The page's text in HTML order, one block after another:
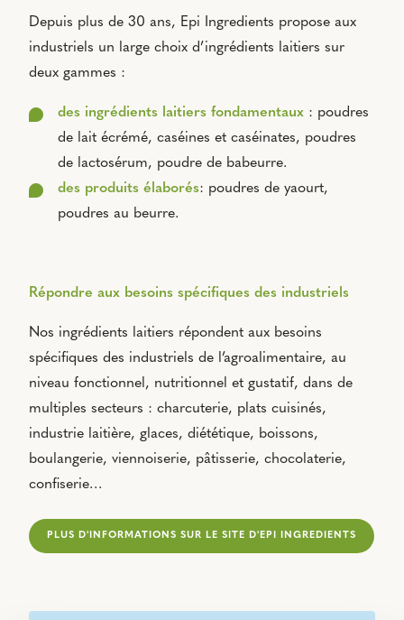
Depuis plus de 30 ans, Epi Ingredients propose aux
industriels un large choix d’ingrédients laitiers sur
deux gammes :
des ingrédients laitiers fondamentaux : poudres
de lait écrémé, caséines et caséinates, poudres
de lactosérum, poudre de babeurre.
des produits élaborés: poudres de yaourt,
poudres au beurre.
Répondre aux besoins spécifiques des industriels
Nos ingrédients laitiers répondent aux besoins
spécifiques des industriels de l’agroalimentaire, au
niveau fonctionnel, nutritionnel et gustatif, dans de
multiples secteurs : charcuterie, plats cuisinés,
industrie laitière, glaces, diététique, boissons,
boulangerie, viennoiserie, pâtisserie, chocolaterie,
confiserie…
PLUS D'INFORMATIONS SUR LE SITE D'EPI INGREDIENTS